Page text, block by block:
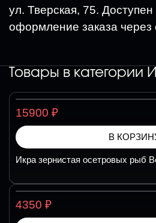
ул. Тверская, 75.
оформление заказа
Товары в категории
15900 ₽
В
Икра зернистая осетровых рыб
4350 ₽